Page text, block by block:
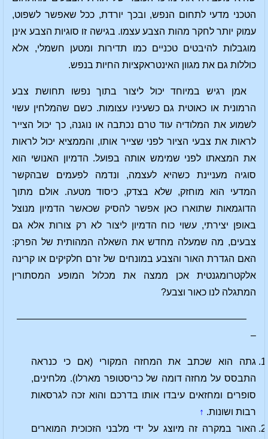
הטכני מדעי לתחום הנפש, ובכך יורדת, ככל שאפשר לשפוט,
עמוק יותר לחקר מהות הצבע עצמו. בגישה זו סוגיות הצבע אינן
מוגבלות להיבטים טכניים כמו תדירות ומטען חשמלי, אלא
כוללות גם את מגוון האינטראקציות החיות בנפש.
אמן רגיש במיוחד יכול ליצור בתוך נפשו תחושת צבע
הרמונית או כאוטית גם כשעיניו עצומות. כשם שהמלחין עשוי
לשמוע את המלודיה עוד טרם נכתבה או נוגנה, כך יכול הצייר
לראות את צבעי הציור לפני שצייר אותו, והממציא יכול לראות
את המצאתו לפני שמימש אותה בפועל. הדמיון האנושי הוא
סוגיה מעניינת כשהיא לעצמה, ונדמה לפעמים שבהקשר
המדעי הוא מוחזק, שלא בצדק, כיסוד מטעה. אולם מתוך
הדוגמאות שתוארו כאן אפשר להסיק שכאשר הדמיון מנוצל
באופן יצירתי, עשוי כוח הדמיון ליצור לא רק צורות אלא גם
צבעים, מה שמעלה מחדש את השאלה המהותית של הפרק:
האם הגדרת האור והצבע במונחים של זרם חלקיקים או קרינה
אלקטרומגנטית אכן ממצה את מכלול המופע המסתורין
המתגלה לנו כאור וצבע?
————————————————————————
–
גתה הוא שכתב את המחזה המקורי (אם כי כנראה
התבסס על מחזה דומה של כריסטופר מארלו). מלחינים,
סופרים ומחזאים עיבדו אותו בדרכם והוא זכה לגרסאות
רבות ושונות. ↑
האור במקרה זה מיוצג על ידי מלבני הזכוכית המוארים